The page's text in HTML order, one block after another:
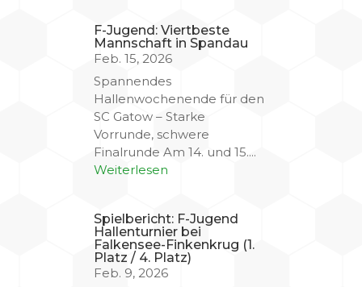
F-Jugend: Viertbeste
Mannschaft in Spandau
Feb. 15, 2026
Spannendes
Hallenwochenende für den
SC Gatow – Starke
Vorrunde, schwere
Finalrunde Am 14. und 15....
Weiterlesen
Spielbericht: F-Jugend
Hallenturnier bei
Falkensee-Finkenkrug (1.
Platz / 4. Platz)
Feb. 9, 2026